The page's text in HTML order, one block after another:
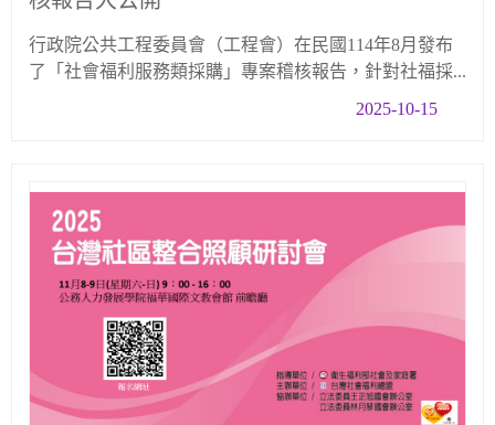
行政院公共工程委員會（工程會）在民國114年8月發布
了「社會福利服務類採購」專案稽核報告，針對社福採...
2025-10-15